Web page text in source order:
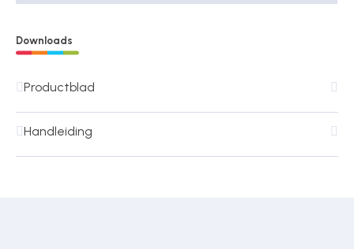
Downloads
Productblad
Handleiding